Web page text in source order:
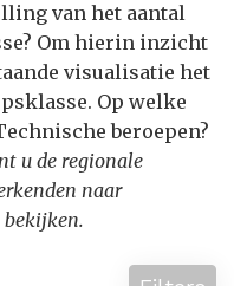
van het aantal
Om hierin inzicht
visualisatie het
Op welke
beroepen?
u de regionale
naar
bekijken.